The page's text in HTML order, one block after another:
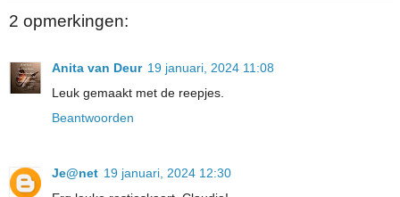
2 opmerkingen:
Anita van Deur 19 januari, 2024 11:08
Leuk gemaakt met de reepjes.
Beantwoorden
Je@net 19 januari, 2024 12:30